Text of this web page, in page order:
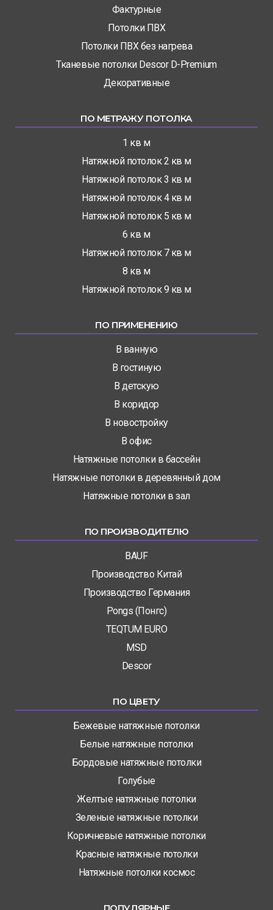
Фактурные
Потолки ПВХ
Потолки ПВХ без нагрева
Тканевые потолки Descor D-Premium
Декоративные
ПО МЕТРАЖУ ПОТОЛКА
1 кв м
Натяжной потолок 2 кв м
Натяжной потолок 3 кв м
Натяжной потолок 4 кв м
Натяжной потолок 5 кв м
6 кв м
Натяжной потолок 7 кв м
8 кв м
Натяжной потолок 9 кв м
ПО ПРИМЕНЕНИЮ
В ванную
В гостиную
В детскую
В коридор
В новостройку
В офис
Натяжные потолки в бассейн
Натяжные потолки в деревянный дом
Натяжные потолки в зал
ПО ПРОИЗВОДИТЕЛЮ
BAUF
Производство Китай
Производство Германия
Pongs (Понгс)
TEQTUM EURO
MSD
Descor
ПО ЦВЕТУ
Бежевые натяжные потолки
Белые натяжные потолки
Бордовые натяжные потолки
Голубые
Желтые натяжные потолки
Зеленые натяжные потолки
Коричневые натяжные потолки
Красные натяжные потолки
Натяжные потолки космос